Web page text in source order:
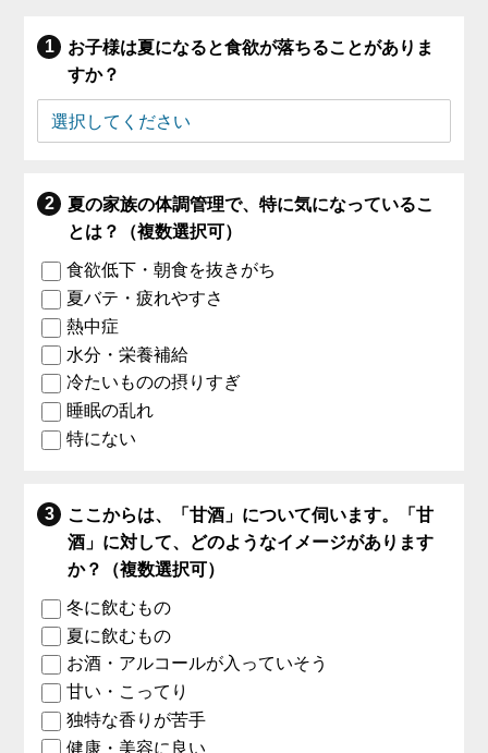
お子様は夏になると食欲が落ちることがありま
すか？
夏の家族の体調管理で、特に気になっているこ
とは？（複数選択可）
食欲低下・朝食を抜きがち
夏バテ・疲れやすさ
熱中症
水分・栄養補給
冷たいものの摂りすぎ
睡眠の乱れ
特にない
ここからは、「甘酒」について伺います。「甘
酒」に対して、どのようなイメージがあります
か？（複数選択可）
冬に飲むもの
夏に飲むもの
お酒・アルコールが入っていそう
甘い・こってり
独特な香りが苦手
健康・美容に良い